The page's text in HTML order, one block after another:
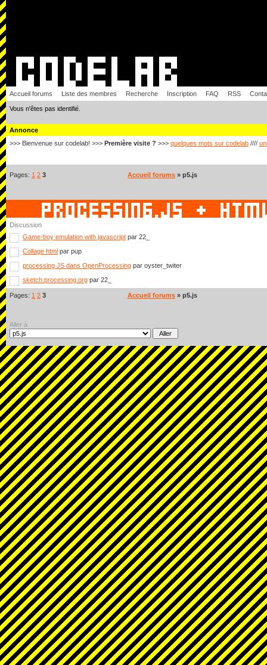
Accueil forums Liste des membres Recherche Inscription FAQ RSS
Vous n'êtes pas identifié.
Annonce
>>> Bienvenue sur codelab! >>> Première visite ? >>> quelques mots sur codelab ////
Pages: 1 2 3 Accueil forums » p5.js
Discussion
Game-boy emulation with javascript par 22_
Collage html par pup
processing JS dans OpenProcessing par oyster_twiter
sketch.processing.org par 22_
Pages: 1 2 3 Accueil forums » p5.js
Aller à